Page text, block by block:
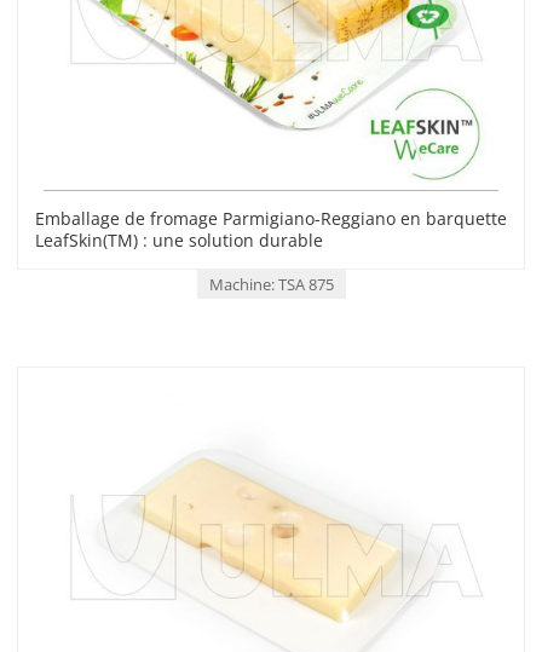
Emballage de fromage Parmigiano-Reggiano en barquette
LeafSkin(TM) : une solution durable
Machine: TSA 875